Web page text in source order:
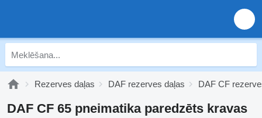
Rezerves daļas DAF rezerves daļas DAF CF
DAF CF 65 pneimatika paredzēts kravas